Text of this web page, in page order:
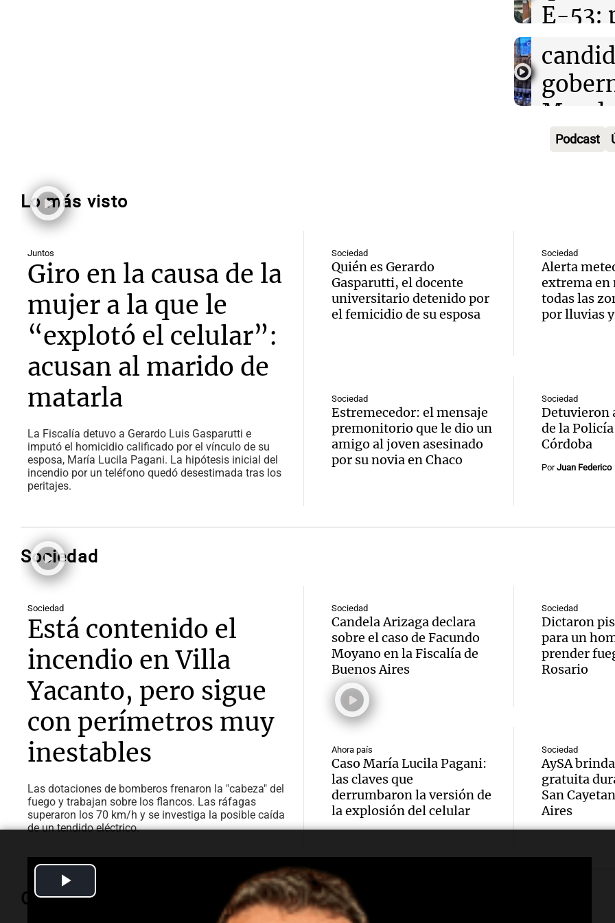
Episodios
E-53:
Ahora país
Episodios
como
2027
Audio.
a
por
paso
Panorama
Episodios
Audio.
San
Panorama
Episodios
Audio.
policías
niña
en
Audio.
a Tafí
Audio.
Juan
de
Episodios
Audio.
falta de
sobre
tierras
una
debe
Audio.
Cruz
Audio.
Podcast
Lo más visto
Juntos
Giro en la causa de la
mujer a la que le
“explotó el celular”:
acusan al marido de
matarla
La Fiscalía detuvo a Gerardo Luis Gasparutti e
imputó el homicidio calificado por el vínculo de su
esposa, María Lucila Pagani. La hipótesis inicial del
incendio por un teléfono quedó desestimada tras los
peritajes.
Sociedad
Quién es Gerardo
Gasparutti, el docente
universitario detenido por
el femicidio de su esposa
Sociedad
Alerta
extrema en
todas las
por lluvias
Sociedad
Estremecedor: el mensaje
premonitorio que le dio un
amigo al joven asesinado
por su novia en Chaco
Sociedad
Detuvieron
de la
Córdoba
PorJuan Federico
Sociedad
Sociedad
Está contenido el
incendio en Villa
Yacanto, pero sigue
con perímetros muy
inestables
Las dotaciones de bomberos frenaron la "cabeza" del
fuego y trabajan sobre los flancos. Las ráfagas
superaron los 70 km/h y se investiga la posible caída
de un tendido eléctrico.
Sociedad
Candela Arizaga declara
sobre el caso de Facundo
Moyano en la Fiscalía de
Buenos Aires
Sociedad
Dictaron
para un
prender
Rosario
Ahora país
Caso María Lucila Pagani:
las claves que
derrumbaron la versión de
la explosión del celular
Sociedad
AySA
gratuita
San
Aires
Opinión